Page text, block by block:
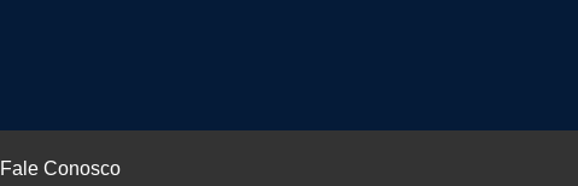
Fale Conosco